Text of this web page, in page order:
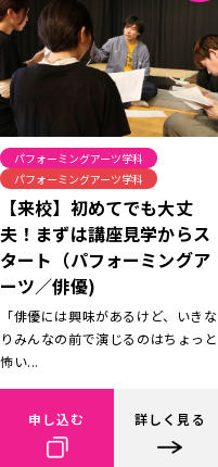
パフォーミングアーツ学科
パフォーミングアーツ学科
【来校】初めてでも大丈
夫！まずは講座見学からス
タート（パフォーミングア
ーツ／俳優)
「俳優には興味があるけど、いきな
りみんなの前で演じるのはちょっと
怖い...
申し込む 詳しく見る